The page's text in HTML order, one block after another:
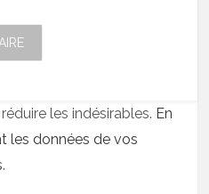
les indésirables. En
les données de vos
.